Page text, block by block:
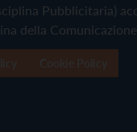
Pubblicitaria)
della